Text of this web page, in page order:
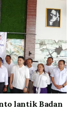
lantik Badan